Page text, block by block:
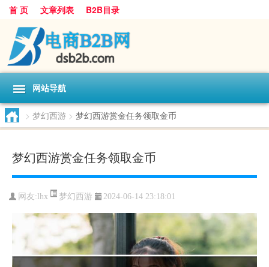
首 页 文章列表 B2B目录
网站导航
> 梦幻西游 > 梦幻西游赏金任务领取金币
梦幻西游赏金任务领取金币
网友:lhx 梦幻西游 2024-06-14 23:18:01